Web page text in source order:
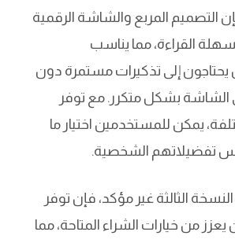
التصميم المربع والشاشة الرقمية
القراءة، مما يناسب
يحتاجون إلى تذكيرات مستمرة دون
الشاشة بشكل متكرر. مع توفر
يمكن للمستخدمين اختيار ما
تفضيلاتهم الشخصية.
النسخة الثالثة غير مؤكد، فإن توفر
يعزز من خيارات الشراء المتاحة، مما